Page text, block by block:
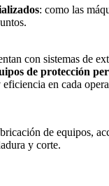
: como las
con sistemas de
de protección
en cada
de equipos,
y corte.